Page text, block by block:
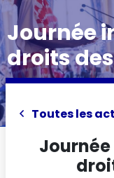
Journée
droits
Toutes les